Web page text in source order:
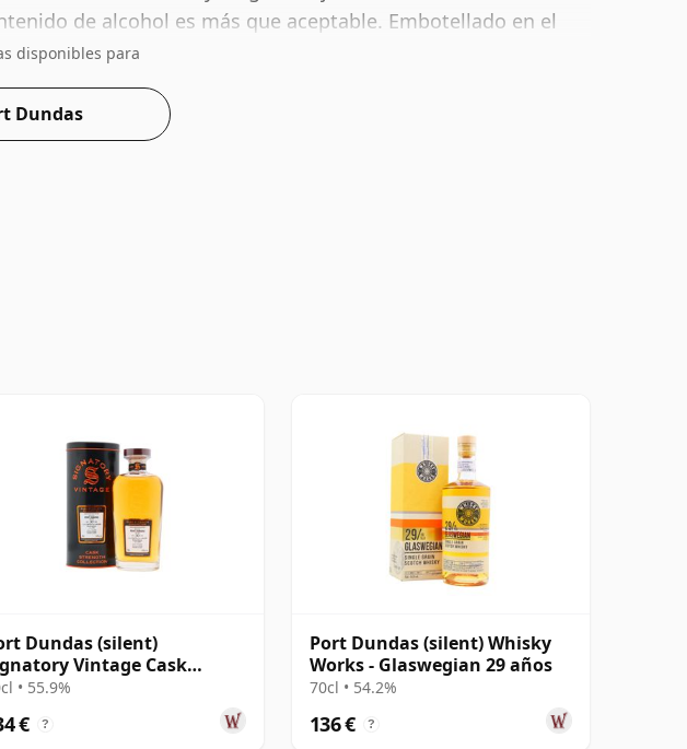
de alcohol es más que aceptable. Embotellado en el
70 cl.
disponibles para
Dundas
Dundas (silent)
Vintage Cask
Collection Single
• 55.9%
€ ?
Port Dundas (silent) Whisky
Works - Glaswegian 29 años
70cl • 54.2%
136 € ?